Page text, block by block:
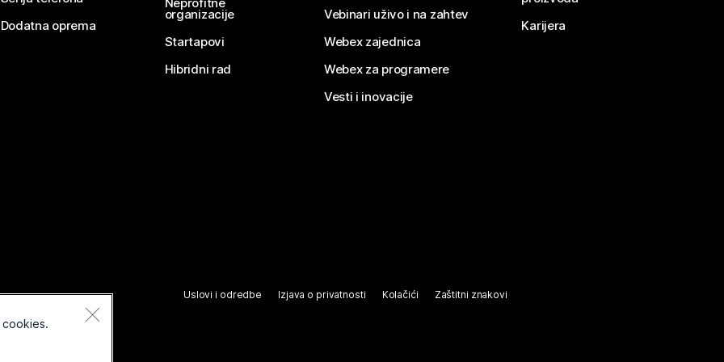
Dodatna oprema
organizacije
Startapovi
Hibridni rad
Vebinari uživo i na zahtev
Webex zajednica
Webex za programere
Vesti i inovacije
Karijera
Uslovi i odredbe Izjava o privatnosti Kolačići Zaštitni znakovi